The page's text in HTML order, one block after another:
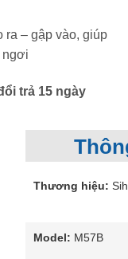
ra – gập vào, giúp
ngơi
trả 15 ngày
Thương hiệu:
Model: M57B